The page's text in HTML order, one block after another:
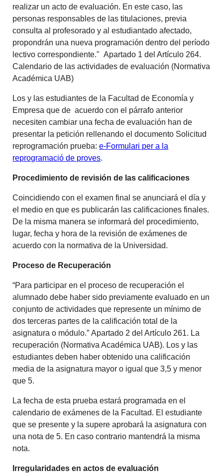
realizar un acto de evaluación. En este caso, las
personas responsables de las titulaciones, previa
consulta al profesorado y al estudiantado afectado,
propondrán una nueva programación dentro del período
lectivo correspondiente." Apartado 1 del Artículo 264.
Calendario de las actividades de evaluación (Normativa
Académica UAB)
Los y las estudiantes de la Facultad de Economía y
Empresa que de acuerdo con el párrafo anterior
necesiten cambiar una fecha de evaluación han de
presentar la petición rellenando el documento Solicitud
reprogramación prueba:e-Formulari per a la
reprogramació de proves.
Procedimiento de revisión de las calificaciones
Coincidiendo con el examen final se anunciará el día y
el medio en que es publicarán las calificaciones finales.
De la misma manera se informará del procedimiento,
lugar, fecha y hora de la revisión de exámenes de
acuerdo con la normativa de la Universidad.
Proceso de Recuperación
“Para participar en el proceso de recuperación el
alumnado debe haber sido previamente evaluado en un
conjunto de actividades que represente un mínimo de
dos terceras partes de la calificación total de la
asignatura o módulo.” Apartado 2 del Artículo 261. La
recuperación (Normativa Académica UAB). Los y las
estudiantes deben haber obtenido una calificación
media de la asignatura mayor o igual que 3,5 y menor
que 5.
La fecha de esta prueba estará programada en el
calendario de exámenes de la Facultad. El estudiante
que se presente y la supere aprobará la asignatura con
una nota de 5. En caso contrario mantendrá la misma
nota.
Irregularidades en actos de evaluación